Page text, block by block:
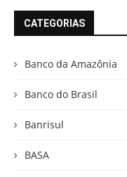
CATEGORIAS
Banco da Amazônia
Banco do Brasil
Banrisul
BASA